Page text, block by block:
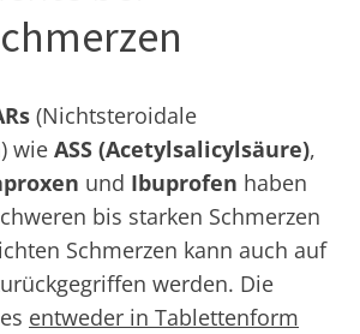
(Nichtsteroidale
wie ASS (Acetylsalicylsäure),
und Ibuprofen haben
bis starken Schmerzen
Schmerzen kann auch auf
werden. Die
entweder in Tablettenform